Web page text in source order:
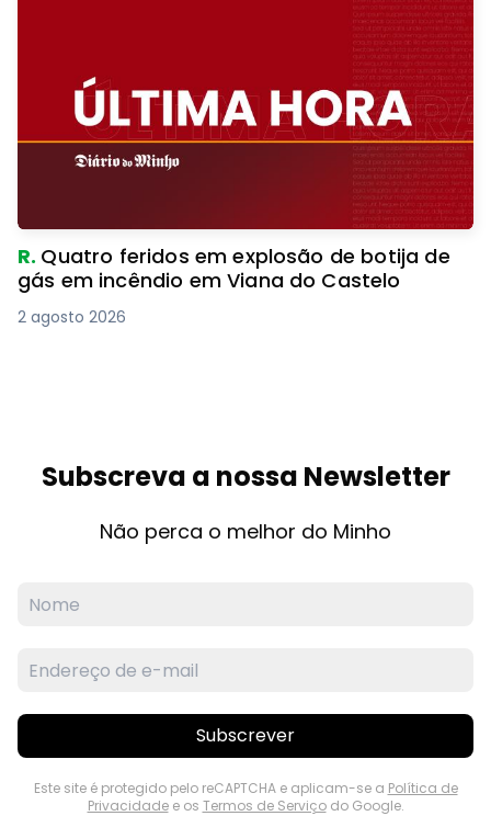
R. Quatro feridos em explosão de botija de
gás em incêndio em Viana do Castelo
2 agosto 2026
Subscreva a nossa Newsletter
Não perca o melhor do Minho
Subscrever
Este site é protegido pelo reCAPTCHA e aplicam-se a Política de
Privacidadee os Termos de Serviçodo Google.